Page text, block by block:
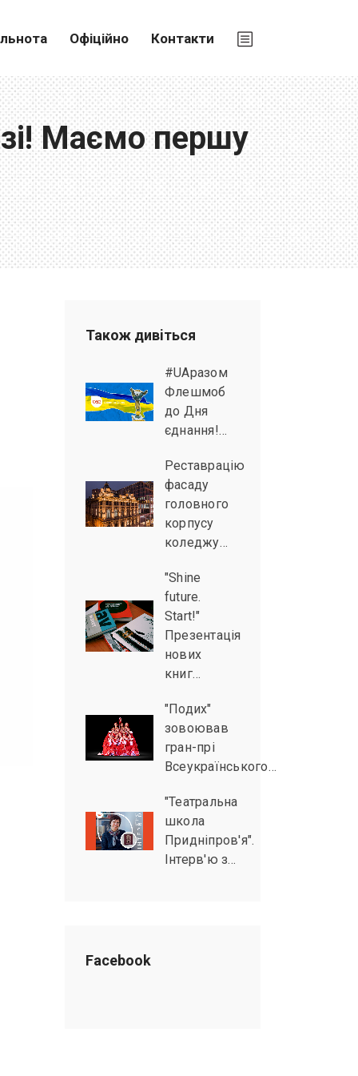
Офіційно Контакти
Маємо першу
Також дивiться
#UAразом
Флешмоб
до Дня
єднання!…
Реставрацію
фасаду
головного
корпусу
коледжу…
"Shine
future.
Start!"
Презентація
нових
книг…
"Подих"
зовоював
гран-прі
Всеукраїнського…
"Театральна
школа
Придніпров'я".
Інтерв'ю з…
Facebook